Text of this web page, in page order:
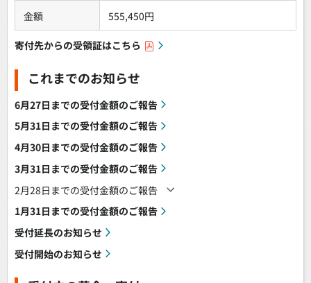
金額 555,450円
寄付先からの受領証はこちら
これまでのお知らせ
6月27日までの受付金額のご報告
5月31日までの受付金額のご報告
4月30日までの受付金額のご報告
3月31日までの受付金額のご報告
2月28日までの受付金額のご報告
1月31日までの受付金額のご報告
受付延長のお知らせ
受付開始のお知らせ